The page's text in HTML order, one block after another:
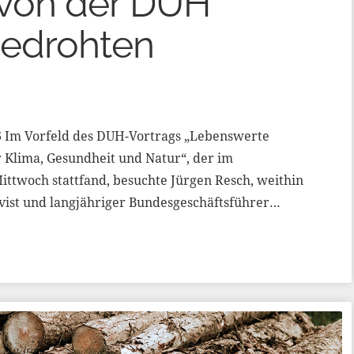
Vorfeld des DUH-Vortrags „Lebenswerte
Gesundheit und Natur“, der im
stattfand, besuchte Jürgen Resch, weithin
und langjähriger Bundesgeschäftsführer…